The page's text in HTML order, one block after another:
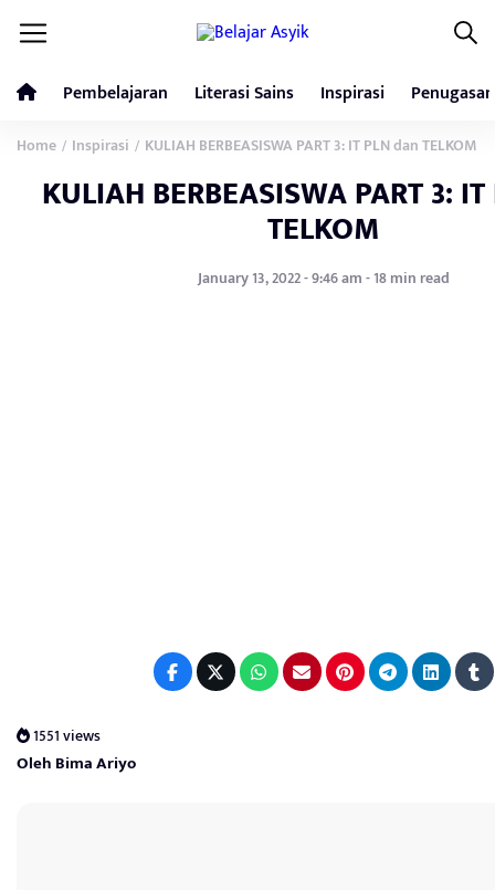
Pembelajaran Literasi Sains Inspirasi Penugasan
Home / Inspirasi / KULIAH BERBEASISWA PART 3: IT PLN dan TELKOM
KULIAH BERBEASISWA PART 3:
TELKOM
January 13, 2022 - 9:46 am - 18 min read
1551 views
Oleh Bima Ariyo